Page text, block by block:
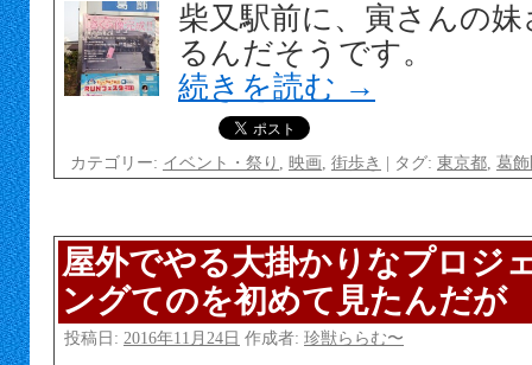
柴又駅前に、寅さんの
るんだそうです。
続きを読む →
カテゴリー: イベント・祭り 映画 街歩き | タグ: 東京都 葛
屋外でやる大掛かりなプロジ
ングてのを初めて見たんだが
投稿日: 2016年11月24日 作成者: 珍獣ららむ〜